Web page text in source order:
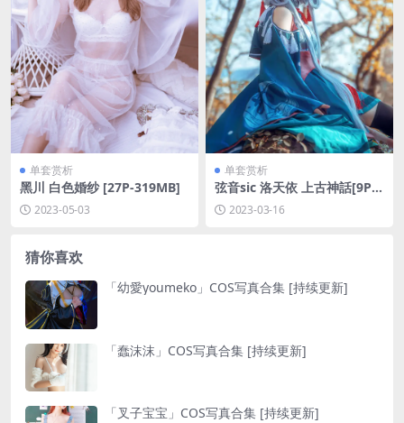
单套赏析
黑川 白色婚纱 [27P-319MB]
2023-05-03
单套赏析
弦音sic 洛天依 上古神話[9P-1
29MB]
2023-03-16
猜你喜欢
「幼愛youmeko」COS写真合集 [持续更新]
「蠢沫沫」COS写真合集 [持续更新]
「叉子宝宝」COS写真合集 [持续更新]